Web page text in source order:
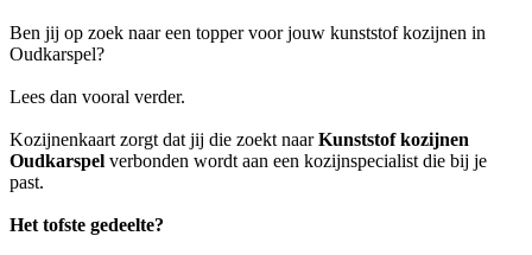
Ben jij op zoek naar een topper voor jouw kunststof kozijnen in
Oudkarspel?
Lees dan vooral verder.
Kozijnenkaart zorgt dat jij die zoekt naarKunststof kozijnen
Oudkarspel verbonden wordt aan een kozijnspecialist die bij je
past.
Het tofste gedeelte?